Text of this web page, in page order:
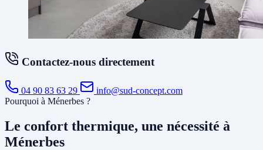
Contactez-nous directement
04 90 83 63 29
info@sud-concept.com
Pourquoi à Ménerbes ?
Le confort thermique, une nécessité à
Ménerbes